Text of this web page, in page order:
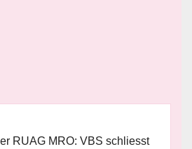
RUAG MRO: VBS schliesst